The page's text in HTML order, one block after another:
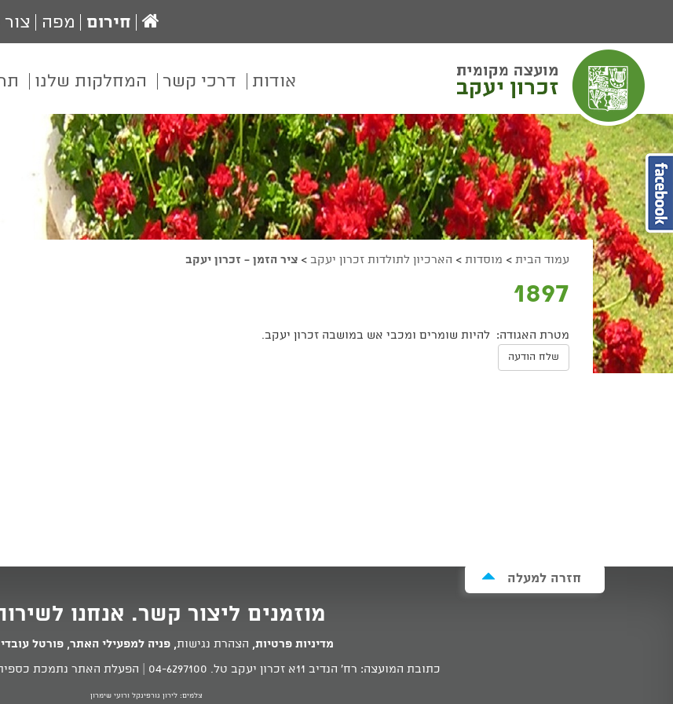
הגדל גודל פונט
הקטן גודל פונט
מצב ניגודיות גבוהה
מצב ניגודיות נמוכה
הצג קישורים
הצהרת נגישות
עמוד
הבית
חירום מפה
אודות דרכי קשר המחלקות שלנו
עמוד הבית > מוסדות > הארכיון לתולדות זכרון יעקב > ציר הזמן - זכרון יעקב
1897
מטרת האגודה: להיות שומרים ומכבי אש במושבה זכרון יעקב.
שלח הודעה
חזרה למעלה
מוזמנים ליצור קשר. אנחנו
מדיניות פרטיות, הצהרת נגישות,פניה למפעילי האתר,פורטל
כתובת המועצה: רח' הנדיב 11א זכרון יעקב טל.
04-6297100 | הפעלת האתר נתמכת
צלמים: לירון גורפינקל ורועי שימרון